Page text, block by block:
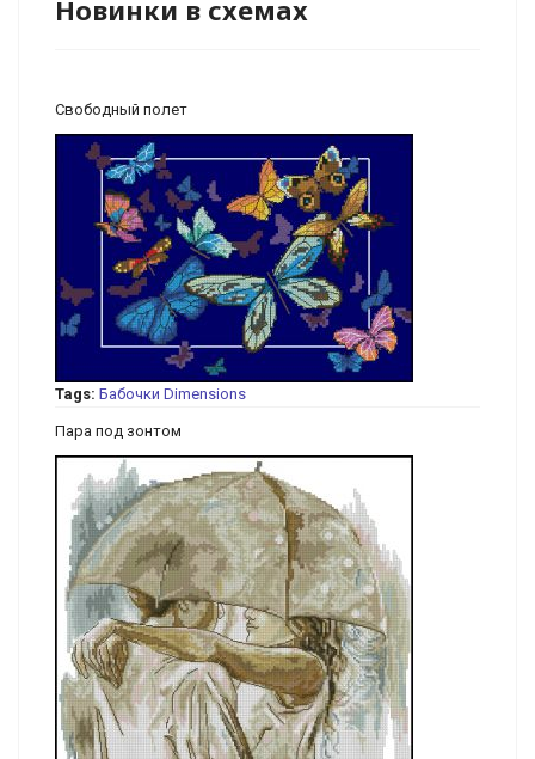
Новинки в схемах
Свободный полет
Tags: Бабочки Dimensions
Пара под зонтом